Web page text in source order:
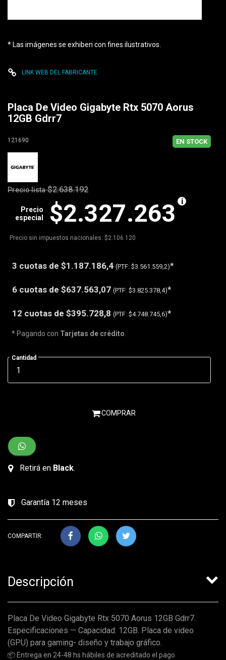
* Las imágenes se exhiben con fines ilustrativos.
LINK WEB DEL FABRICANTE
Placa De Video Gigabyte Rtx 5070 Aorus
12GB Gdrr7
121690 EN STOCK
Precio lista $2.638.192
$2.327.263
Precio
especial
Precio sin impuestos nacionales: $2.106.120
3 cuotas de $1.187.186,4 (PTF: $3.561.559,2)*
6 cuotas de $637.563,07 (PTF: $3.825.378,4)*
12 cuotas de $395.728,8 (PTF: $4.748.745,6)*
* Pagando con Tarjetas de crédito.
Cantidad
COMPRAR
Retirá en Black.
Garantía 12 meses
COMPARTIR:
Descripción
Placa De Video Gigabyte Rtx 5070 Aorus 12GB Gdrr7.
Especificaciones — Capacidad: 12GB. Placa de video
(GPU) para gaming- diseño y trabajo gráfico.
📦 Entrega en 24-48 hs hábiles de acreditado el pago